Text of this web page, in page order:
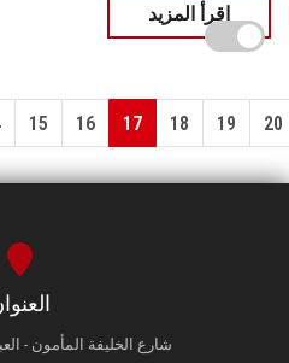
اقرأ المزيد
15 16 17 18 19 20
شارع الخليفة المأمون -